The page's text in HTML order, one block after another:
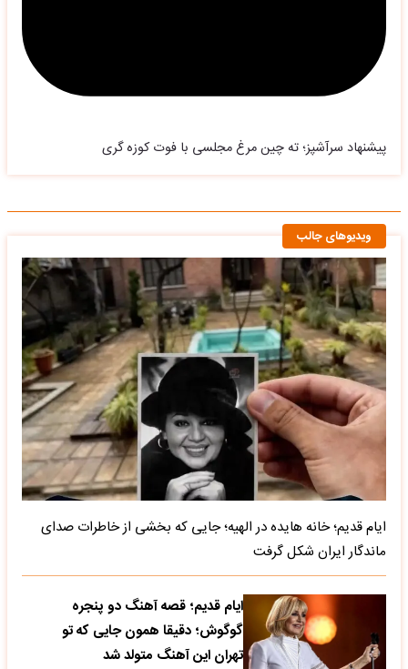
پیشنهاد سرآشپز؛ ته چین مرغ مجلسی با فوت کوزه گری
ویدیوهای جالب
ایام قدیم؛ خانه هایده در الهیه؛ جایی که بخشی از خاطرات صدای
ماندگار ایران شکل گرفت
ایام قدیم؛ قصه آهنگ دو پنجره
گوگوش؛ دقیقا همون جایی که تو
تهران این آهنگ متولد شد